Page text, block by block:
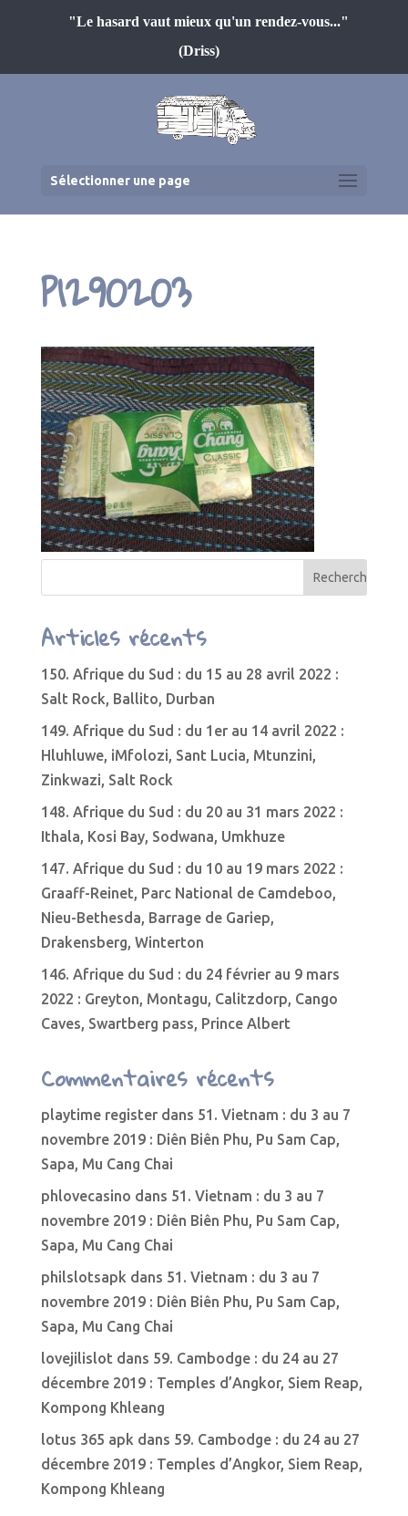
"Le hasard vaut mieux qu'un rendez-vous..."
(Driss)
Sélectionner une page
P1290203
Articles récents
150. Afrique du Sud : du 15 au 28 avril 2022 :
Salt Rock, Ballito, Durban
149. Afrique du Sud : du 1er au 14 avril 2022 :
Hluhluwe, iMfolozi, Sant Lucia, Mtunzini,
Zinkwazi, Salt Rock
148. Afrique du Sud : du 20 au 31 mars 2022 :
Ithala, Kosi Bay, Sodwana, Umkhuze
147. Afrique du Sud : du 10 au 19 mars 2022 :
Graaff-Reinet, Parc National de Camdeboo,
Nieu-Bethesda, Barrage de Gariep,
Drakensberg, Winterton
146. Afrique du Sud : du 24 février au 9 mars
2022 : Greyton, Montagu, Calitzdorp, Cango
Caves, Swartberg pass, Prince Albert
Commentaires récents
playtime registerdans 51. Vietnam : du 3 au 7
novembre 2019 : Diên Biên Phu, Pu Sam Cap,
Sapa, Mu Cang Chai
phlovecasino dans 51. Vietnam : du 3 au 7
novembre 2019 : Diên Biên Phu, Pu Sam Cap,
Sapa, Mu Cang Chai
philslotsapk dans 51. Vietnam : du 3 au 7
novembre 2019 : Diên Biên Phu, Pu Sam Cap,
Sapa, Mu Cang Chai
lovejilislot dans 59. Cambodge : du 24 au 27
décembre 2019 : Temples d’Angkor, Siem Reap,
Kompong Khleang
lotus 365 apk dans 59. Cambodge : du 24 au 27
décembre 2019 : Temples d’Angkor, Siem Reap,
Kompong Khleang